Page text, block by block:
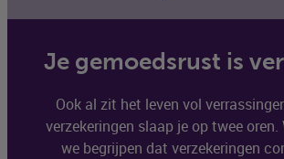
Je gemoedsrust is
Ook al zit het leven vol
verzekeringen slaap je op twee
we begrijpen dat verzekeringen